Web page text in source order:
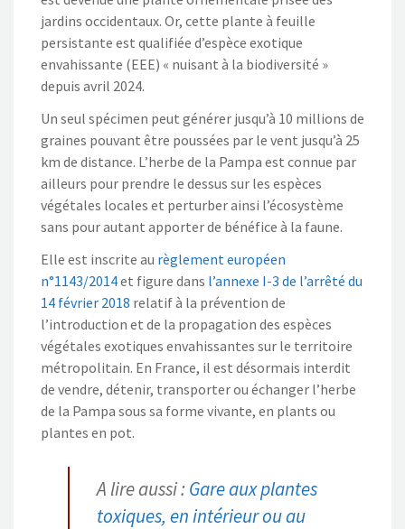
jardins occidentaux. Or, cette plante à feuille
persistante est qualifiée d’espèce exotique
envahissante (EEE) « nuisant à la biodiversité »
depuis avril 2024.
Un seul spécimen peut générer jusqu’à 10 millions de
graines pouvant être poussées par le vent jusqu’à 25
km de distance. L’herbe de la Pampa est connue par
ailleurs pour prendre le dessus sur les espèces
végétales locales et perturber ainsi l’écosystème
sans pour autant apporter de bénéfice à la faune.
Elle est inscrite au règlement européen
n°1143/2014et figure dans l’annexe I-3 de l’arrêté du
14 février 2018 relatif à la prévention de
l’introduction et de la propagation des espèces
végétales exotiques envahissantes sur le territoire
métropolitain. En France, il est désormais interdit
de vendre, détenir, transporter ou échanger l’herbe
de la Pampa sous sa forme vivante, en plants ou
plantes en pot.
A lire aussi : Gare aux plantes
toxiques, en intérieur ou au